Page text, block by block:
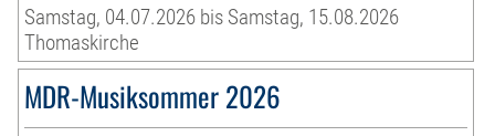
Samstag, 04.07.2026 bis Samstag, 15.08.2026
Thomaskirche
MDR-Musiksommer 2026